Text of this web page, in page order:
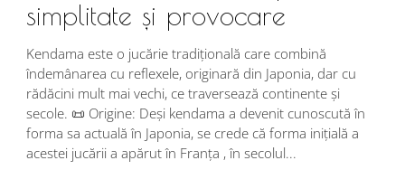
simplitate și provocare
Kendama este o jucărie tradițională care combină
îndemânarea cu reflexele, originară din Japonia, dar cu
rădăcini mult mai vechi, ce traversează continente și
secole. 📜 Origine: Deși kendama a devenit cunoscută în
forma sa actuală în Japonia, se crede că forma inițială a
acestei jucării a apărut în Franța , în secolul...